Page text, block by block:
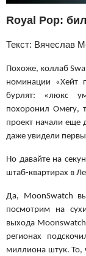
Royal Pop:
Текст: Вячеслав
Похоже, коллаб
номинации «Хейт
бурлят: «люкс
похоронил Омегу,
проект начали еще
даже увидели
Но давайте на
штаб-квартирах в
Да, MoonSwatch
посмотрим на
выхода
регионах
миллиона штук. То,